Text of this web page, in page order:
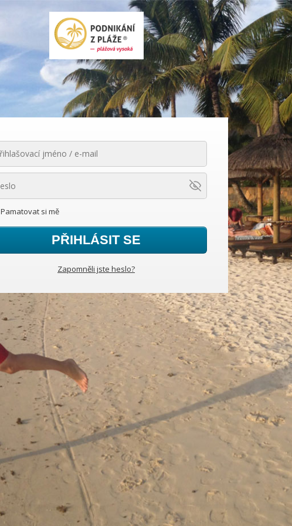
Pamatovat si mě
PŘIHLÁSIT SE
Zapomněli jste heslo?